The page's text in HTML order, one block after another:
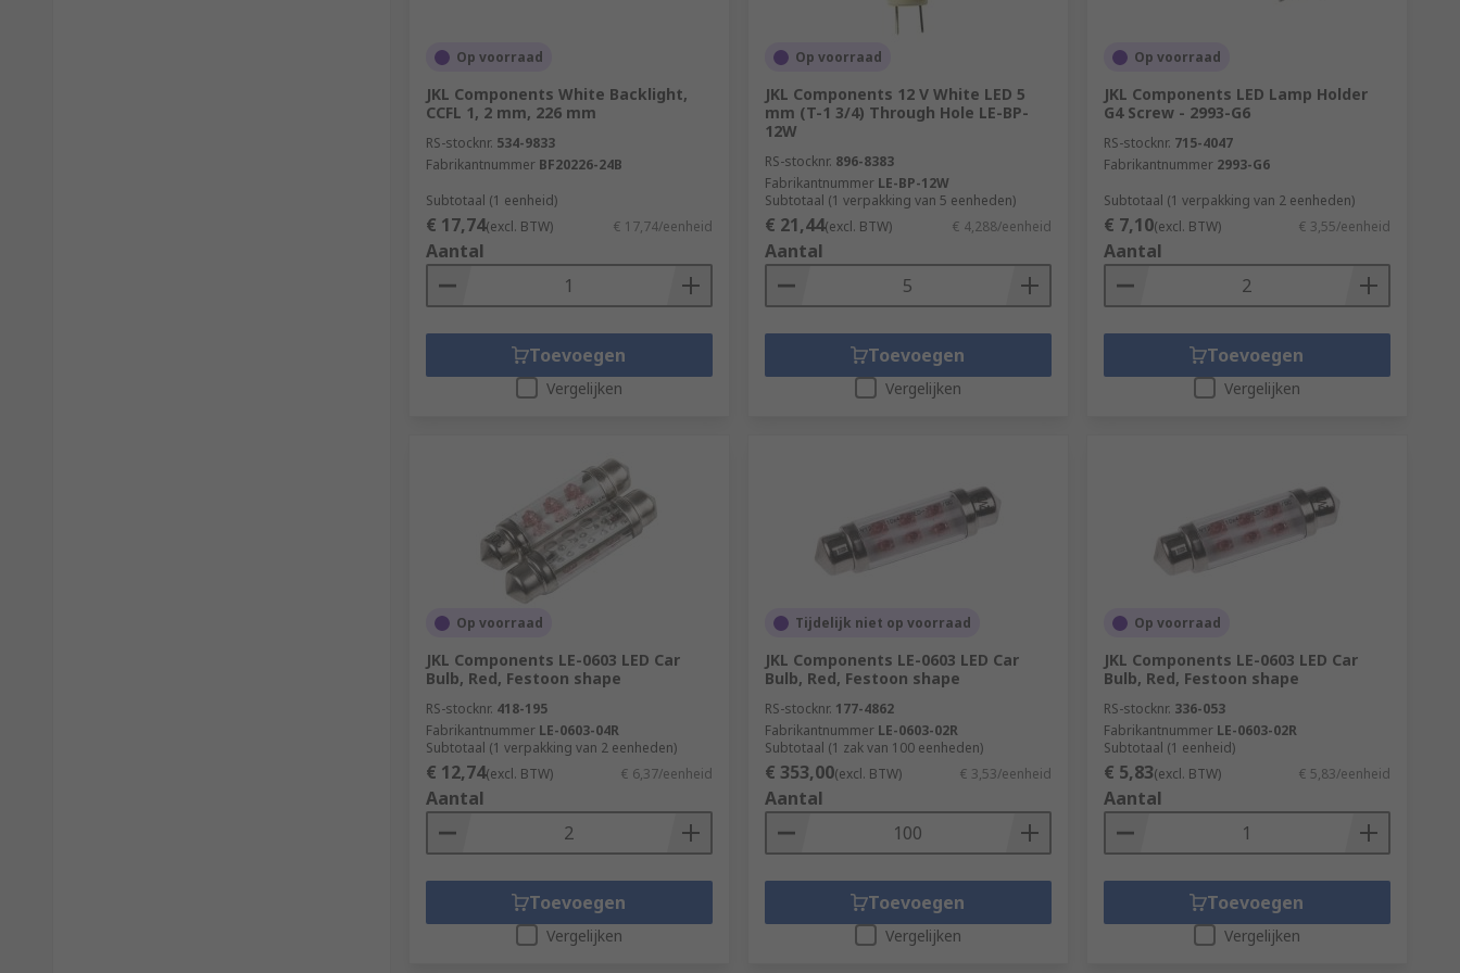
Op voorraad
JKL Components White Backlight,
CCFL 1, 2 mm, 226 mm
RS-stocknr. 534-9833
Fabrikantnummer BF20226-24B
Subtotaal (1 eenheid)
€ 17,74(excl. BTW) € 17,74/eenheid
Aantal
Toevoegen
Vergelijken
Op voorraad
JKL Components 12 V White LED 5
mm (T-1 3/4) Through Hole LE-BP-
12W
RS-stocknr. 896-8383
Fabrikantnummer LE-BP-12W
Subtotaal (1 verpakking van 5 eenheden)
€ 21,44(excl. BTW) € 4,288/eenheid
Aantal
Toevoegen
Vergelijken
Op voorraad
JKL Components LED Lamp Holder
G4 Screw - 2993-G6
RS-stocknr. 715-4047
Fabrikantnummer 2993-G6
Subtotaal (1 verpakking van 2 eenheden)
€ 7,10(excl. BTW) € 3,55/eenheid
Aantal
Toevoegen
Vergelijken
Op voorraad
JKL Components LE-0603 LED Car
Bulb, Red, Festoon shape
RS-stocknr. 418-195
Fabrikantnummer LE-0603-04R
Subtotaal (1 verpakking van 2 eenheden)
€ 12,74(excl. BTW) € 6,37/eenheid
Aantal
Toevoegen
Vergelijken
Tijdelijk niet op voorraad
JKL Components LE-0603 LED Car
Bulb, Red, Festoon shape
RS-stocknr. 177-4862
Fabrikantnummer LE-0603-02R
Subtotaal (1 zak van 100 eenheden)
€ 353,00(excl. BTW) € 3,53/eenheid
Aantal
Toevoegen
Vergelijken
Op voorraad
JKL Components LE-0603 LED Car
Bulb, Red, Festoon shape
RS-stocknr. 336-053
Fabrikantnummer LE-0603-02R
Subtotaal (1 eenheid)
€ 5,83(excl. BTW) € 5,83/eenheid
Aantal
Toevoegen
Vergelijken